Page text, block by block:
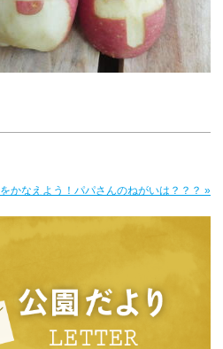
かなえよう！パパさんのねがいは？？？ »